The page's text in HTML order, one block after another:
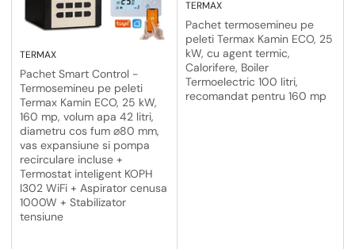
TERMAX
Pachet Smart Control -
Termosemineu pe peleti
Termax Kamin ECO, 25 kW,
160 mp, volum apa 42 litri,
diametru cos fum ⌀80 mm,
vas expansiune si pompa
recirculare incluse +
Termostat inteligent KOPH
I302 WiFi + Aspirator cenusa
1000W + Stabilizator
tensiune
TERMAX
Pachet termosemineu pe
peleti Termax Kamin ECO, 25
kW, cu agent termic,
Calorifere, Boiler
Termoelectric 100 litri,
recomandat pentru 160 mp